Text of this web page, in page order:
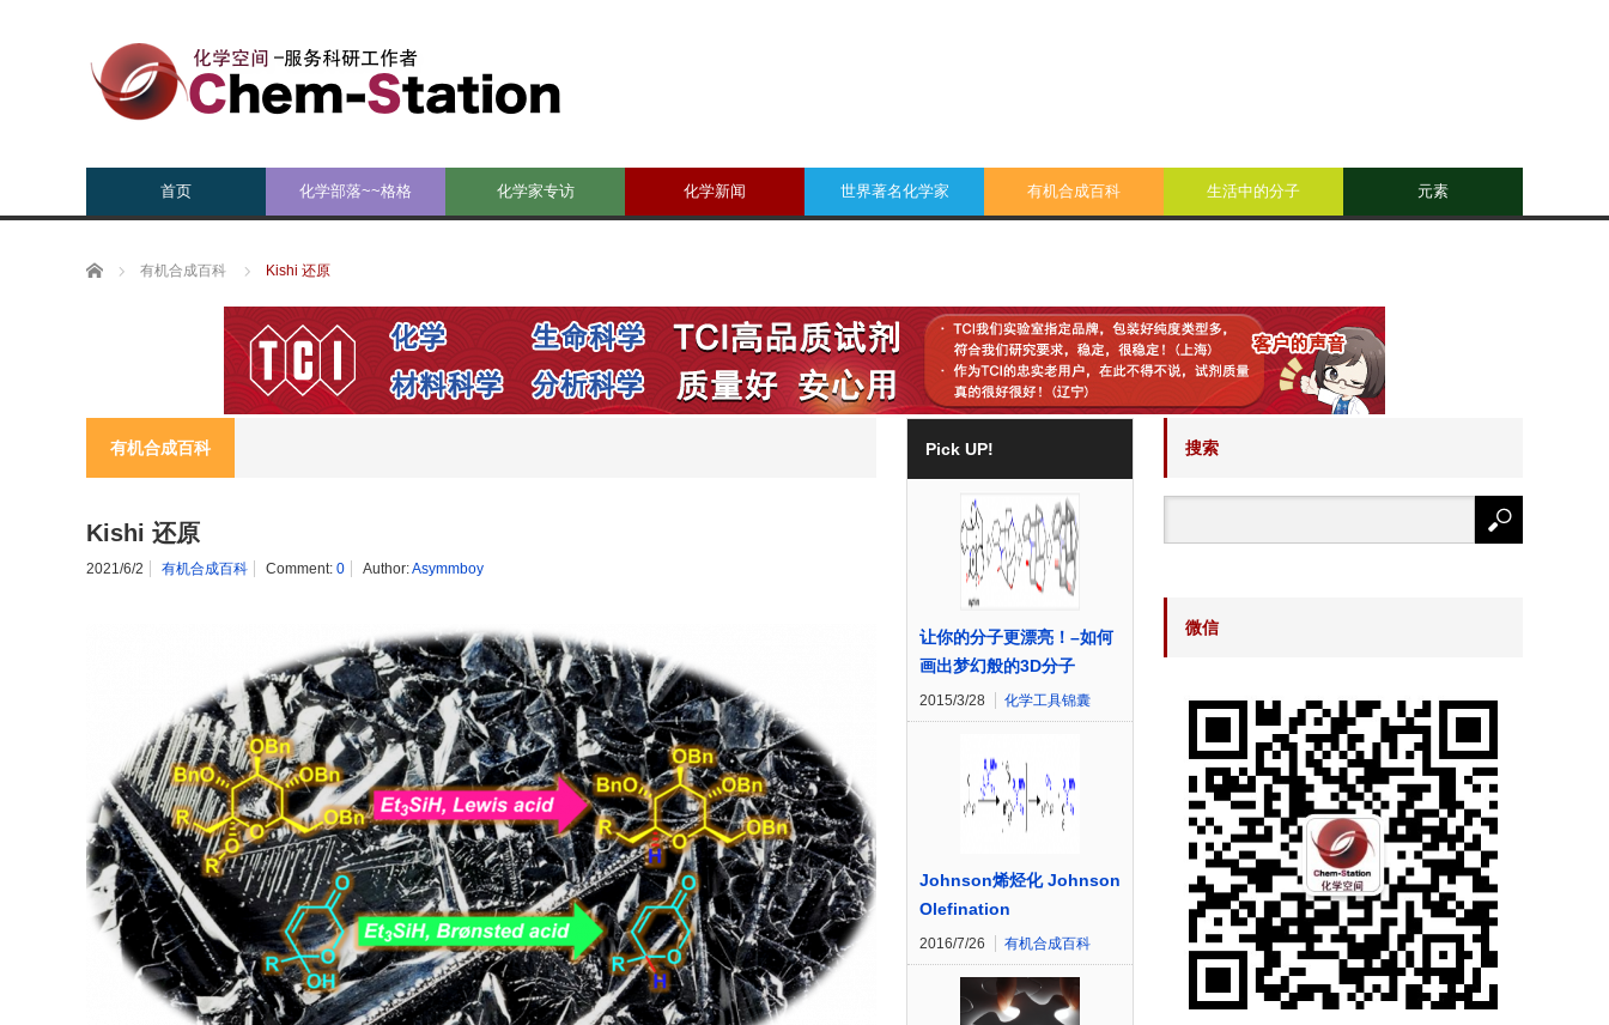
首页 化学部落~~格格 化学家专访 化学新闻 世界著名化学家 有机合成百科 生活中的分子 元素
Home 有机合成百科 Kishi 还原
有机合成百科
Kishi 还原
2021/6/2 有机合成百科 Comment: 0 Author:Asymmboy
Pick UP!
让你的分子更漂亮！–如何
画出梦幻般的3D分子
2015/3/28 化学工具锦囊
Johnson烯烃化 Johnson
Olefination
2016/7/26 有机合成百科
搜索
微信